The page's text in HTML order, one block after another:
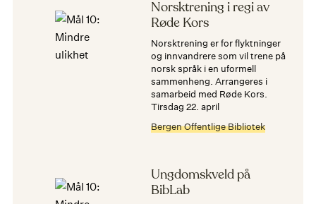
Norsktrening i regi av
Røde Kors
Norsktrening er for flyktninger
og innvandrere som vil trene på
norsk språk i en uformell
sammenheng. Arrangeres i
samarbeid med Røde Kors.
tirsdag 22. april
Bergen Offentlige Bibliotek
Ungdomskveld på
BibLab